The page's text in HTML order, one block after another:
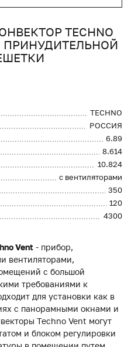
TECHNO
ПРИНУДИТЕЛЬНОЙ
TECHNO
РОССИЯ
6.89
8.614
10.824
с вентиляторами
350
120
4300
Vent - прибор,
вентиляторами,
с большой
требованиями к
для установки как в
с панорамными окнами и
Techno Vent могут
и блоком регулировки